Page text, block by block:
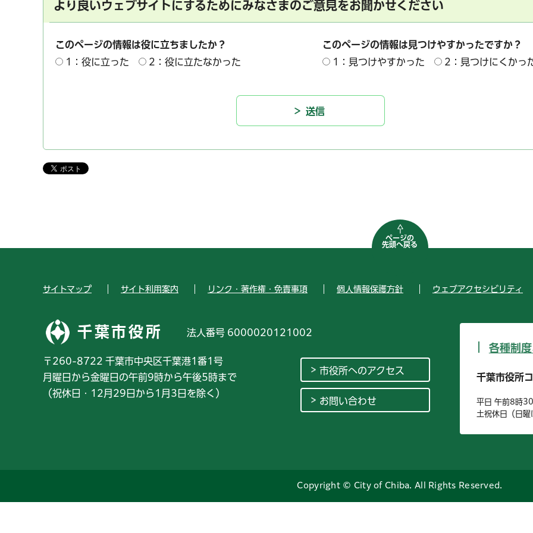
より良いウェブサイトにするためにみなさまのご意見をお聞かせください
このページの情報は役に立ちましたか？
1：役に立った
2：役に立たなかった
このページの情報は見つけやすかったですか？
1：見つけやすかった
2：見つけにくかっ
ページの
先頭へ戻る
サイトマップ サイト利用案内 リンク・著作権・免責事項 個人情報保護方針 ウェブアクセシビリティ
千葉市役所 法人番号 6000020121002
〒260-8722 千葉市中央区千葉港1番1号
月曜日から金曜日の午前9時から午後5時まで
（祝休日・12月29日から1月3日を除く）
市役所へのアクセス
お問い合わせ
各種制
千葉市役所
平日 午前8時
土祝休日（日
Copyright © City of Chiba. All Rights Reserved.